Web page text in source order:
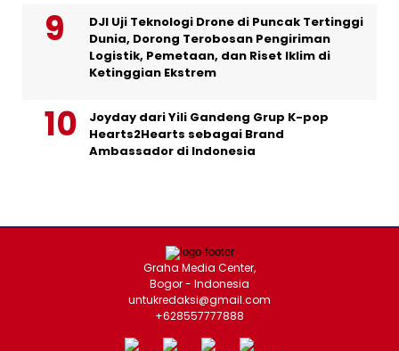
DJI Uji Teknologi Drone di Puncak Tertinggi
Dunia, Dorong Terobosan Pengiriman
Logistik, Pemetaan, dan Riset Iklim di
Ketinggian Ekstrem
Joyday dari Yili Gandeng Grup K-pop
Hearts2Hearts sebagai Brand
Ambassador di Indonesia
Graha Media Center,
Bogor - Indonesia
untukredaksi@gmail.com
+628557777888